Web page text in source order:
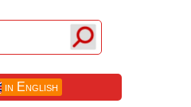
in English